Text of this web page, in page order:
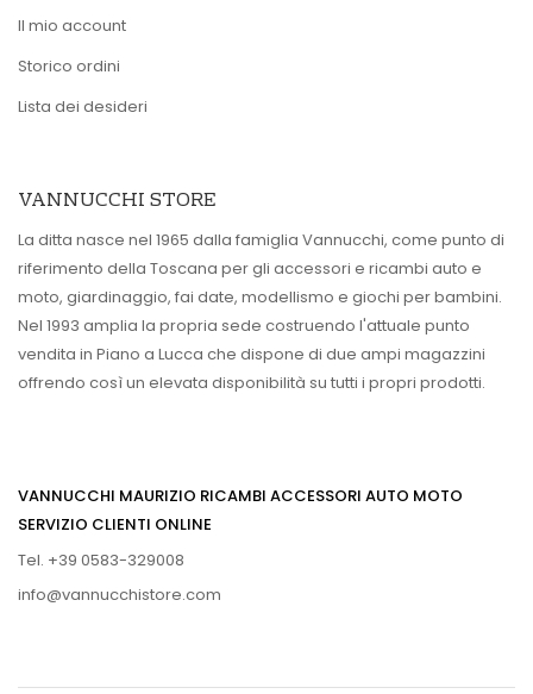
Il mio account
Storico ordini
Lista dei desideri
VANNUCCHI STORE
La ditta nasce nel 1965 dalla famiglia Vannucchi, come punto di
riferimento della Toscana per gli accessori e ricambi auto e
moto, giardinaggio, fai date, modellismo e giochi per bambini.
Nel 1993 amplia la propria sede costruendo l'attuale punto
vendita in Piano a Lucca che dispone di due ampi magazzini
offrendo così un elevata disponibilità su tutti i propri prodotti.
VANNUCCHI MAURIZIO RICAMBI ACCESSORI AUTO MOTO
SERVIZIO CLIENTI ONLINE
Tel. +39 0583-329008
info@vannucchistore.com